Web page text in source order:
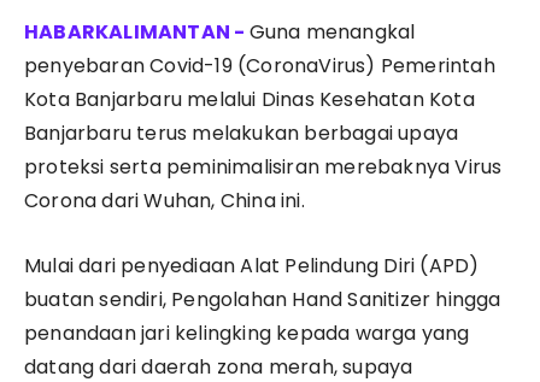
Guna menangkal
penyebaran Covid-19 (CoronaVirus) Pemerintah
Kota Banjarbaru melalui Dinas Kesehatan Kota
Banjarbaru terus melakukan berbagai upaya
proteksi serta peminimalisiran merebaknya Virus
Corona dari Wuhan, China ini.
Mulai dari penyediaan Alat Pelindung Diri (APD)
buatan sendiri, Pengolahan Hand Sanitizer hingga
penandaan jari kelingking kepada warga yang
datang dari daerah zona merah, supaya